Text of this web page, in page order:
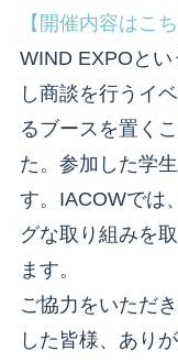
【開催内容はこ
WIND EXPOと
し商談を行うイ
るブースを置く
た。参加した学
す。IACOWでは
グな取り組みを
ます。
ご協力をいただ
した皆様、あり